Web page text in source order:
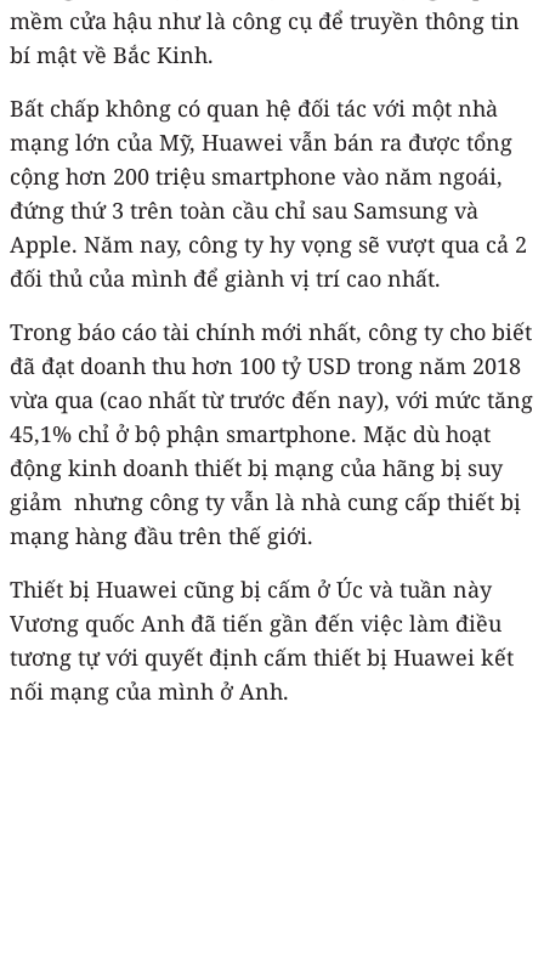
mềm cửa hậu như là công cụ để truyền thông tin
bí mật về Bắc Kinh.
Bất chấp không có quan hệ đối tác với một nhà
mạng lớn của Mỹ, Huawei vẫn bán ra được tổng
cộng hơn 200 triệu smartphone vào năm ngoái,
đứng thứ 3 trên toàn cầu chỉ sau Samsung và
Apple. Năm nay, công ty hy vọng sẽ vượt qua cả 2
đối thủ của mình để giành vị trí cao nhất.
Trong báo cáo tài chính mới nhất, công ty cho biết
đã đạt doanh thu hơn 100 tỷ USD trong năm 2018
vừa qua (cao nhất từ trước đến nay), với mức tăng
45,1% chỉ ở bộ phận smartphone. Mặc dù hoạt
động kinh doanh thiết bị mạng của hãng bị suy
giảm nhưng công ty vẫn là nhà cung cấp thiết bị
mạng hàng đầu trên thế giới.
Thiết bị Huawei cũng bị cấm ở Úc và tuần này
Vương quốc Anh đã tiến gần đến việc làm điều
tương tự với quyết định cấm thiết bị Huawei kết
nối mạng của mình ở Anh.